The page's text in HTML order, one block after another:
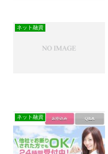
ネット融資
ネット融資